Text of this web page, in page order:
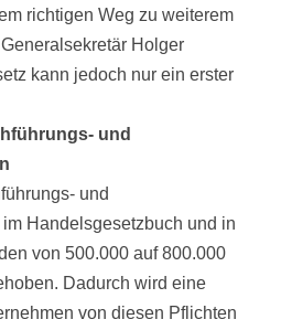
richtigen Weg zu weiterem
Holger
kann jedoch nur ein erster
und
und
Handelsgesetzbuch und in
von 500.000 auf 800.000
Dadurch wird eine
von diesen Pflichten